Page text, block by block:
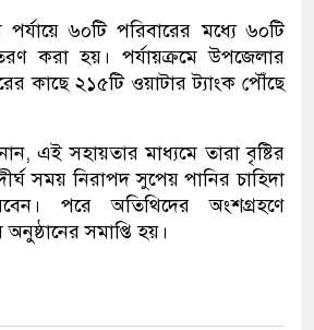
পর্যায়ে ৬০টি পরিবারের মধ্যে ৬০টি
করা হয়। পর্যায়ক্রমে উপজেলার
কাছে ২১৫টি ওয়াটার ট্যাংক পৌঁছে
এই সহায়তার মাধ্যমে তারা বৃষ্টির
সময় নিরাপদ সুপেয় পানির চাহিদা
পরে অতিথিদের অংশগ্রহণে
সমাপ্তি হয়।